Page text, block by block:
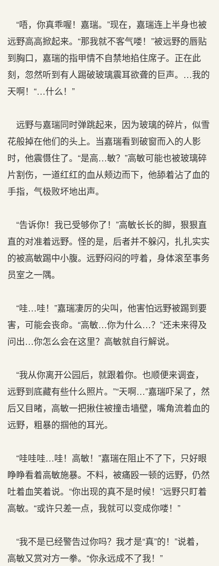
“唔，你真乖喔！嘉瑞。”现在，嘉瑞连上半身也被
远野高高掀起来。“那我就不客气喽！”被远野的唇贴
到胸口，嘉瑞的指甲情不自禁地掐住席子。正在此
刻，忽然听到有人踢破玻璃震耳欲聋的巨声。…我的
天啊！“…什么！”
远野与嘉瑞同时弹跳起来，因为玻璃的碎片，似雪
花般掉在他们的头上。当嘉瑞看到破窗而入的人影
时，他震慑住了。“是高…敏？”高敏可能也被玻璃碎
片割伤，一道红红的血从颊边而下，他舔着沾了血的
手指，气极败坏地出声。
“告诉你！我已受够你了！”高敏长长的脚，狠狠直
直的对准着远野。怪的是，后者并不躲闪，扎扎实实
的被高敏踢中小腹。远野闷闷的哼着，身体滚至事务
员室之一隅。
“哇…哇！”嘉瑞凄厉的尖叫，他害怕远野被踢到要
害，可能会丧命。“高敏…你为什么…？”还未来得及
问出…你怎么会在这里？高敏就自行解说。
“我从你离开公园后，就跟着你。也顺便来调查，
远野到底藏有些什么照片。”“天啊…”嘉瑞吓呆了，然
后又目睹，高敏一把揪住被撞击墙壁，嘴角流着血的
远野，粗暴的掴他的耳光。
“哇哇哇…哇！高敏！”嘉瑞在阻止不了下，只好眼
睁睁看着高敏施暴。不料，被痛殴一顿的远野，仍然
吐着血笑着说。“你出现的真不是时候！”远野只盯着
高敏。“或许只差一点，我就可以变成你喽！”
“我不是已经警告过你吗？我才是“真”的！”说着，
高敏又赏对方一拳。“你永远成不了我！”